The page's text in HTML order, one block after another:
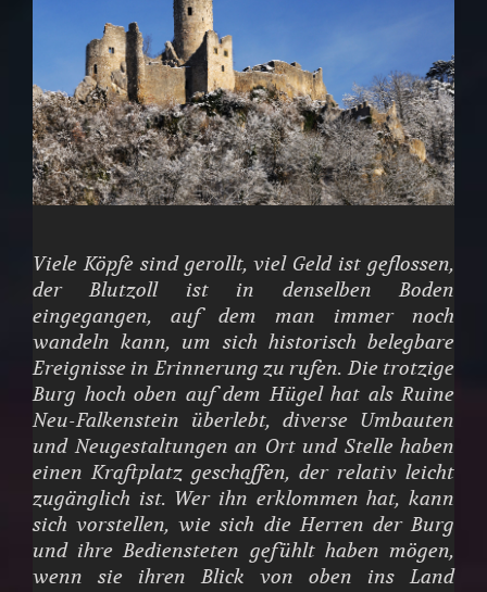
Viele Köpfe sind gerollt, viel Geld ist geflossen,
der Blutzoll ist in denselben Boden
eingegangen, auf dem man immer noch
wandeln kann, um sich historisch belegbare
Ereignisse in Erinnerung zu rufen. Die trotzige
Burg hoch oben auf dem Hügel hat als Ruine
Neu-Falkenstein überlebt, diverse Umbauten
und Neugestaltungen an Ort und Stelle haben
einen Kraftplatz geschaffen, der relativ leicht
zugänglich ist. Wer ihn erklommen hat, kann
sich vorstellen, wie sich die Herren der Burg
und ihre Bediensteten gefühlt haben mögen,
wenn sie ihren Blick von oben ins Land